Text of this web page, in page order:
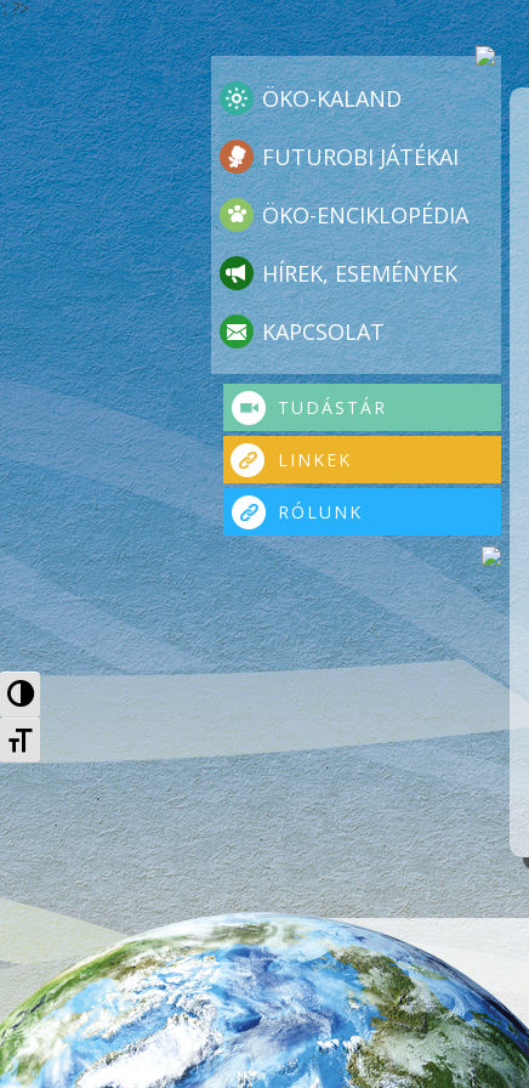
Nagy kontraszt váltása
Betűméret váltása
'; ?>
ÖKO-KALAND
FUTUROBI JÁTÉKAI
ÖKO-ENCIKLOPÉDIA
HÍREK, ESEMÉNYEK
KAPCSOLAT
TUDÁSTÁR
LINKEK
RÓLUNK